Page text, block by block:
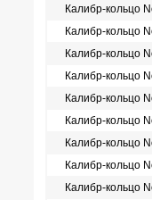
Калибр-кольцо
Калибр-кольцо
Калибр-кольцо
Калибр-кольцо
Калибр-кольцо
Калибр-кольцо
Калибр-кольцо
Калибр-кольцо
Калибр-кольцо